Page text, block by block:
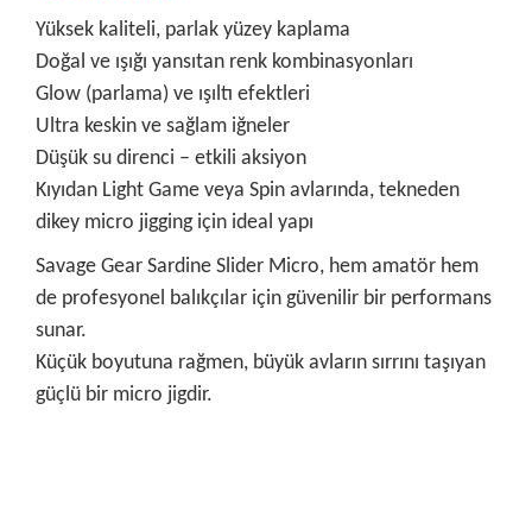
Yüksek kaliteli, parlak yüzey kaplama
Doğal ve ışığı yansıtan renk kombinasyonları
Glow (parlama) ve ışıltı efektleri
Ultra keskin ve sağlam iğneler
Düşük su direnci – etkili aksiyon
Kıyıdan Light Game veya Spin avlarında, tekneden
dikey micro jigging için ideal yapı
Savage Gear Sardine Slider Micro, hem amatör hem
de profesyonel balıkçılar için güvenilir bir performans
sunar.
Küçük boyutuna rağmen, büyük avların sırrını taşıyan
güçlü bir micro jigdir.